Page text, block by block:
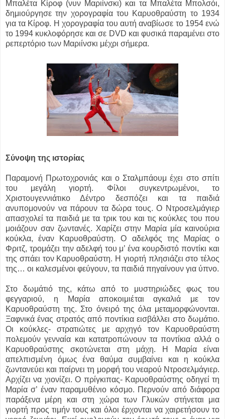
Μπαλέτα Κίροφ (νυν Μαριίνσκι) και τα Μπαλέτα Μπολσόι,
δημιούργησε την χορογραφία του Καρυοθραύστη το 1934
για τα Κίροφ. Η χορογραφία του αυτή αναβίωσε το 1954 ενώ
το 1994 κυκλοφόρησε και σε DVD και φυσικά παραμένει στο
ρεπερτόριο των Μαριίνσκι μέχρι σήμερα.
Σύνοψη της ιστορίας
Παραμονή Πρωτοχρονιάς και ο Σταλμπάουμ έχει στο σπίτι
του μεγάλη γιορτή. Φίλοι συγκεντρωμένοι, το
Χριστουγεννιάτικο Δέντρο δεσπόζει και τα παιδιά
ανυπομονούν να πάρουν τα δώρα τους. Ο Ντροσελμάγιερ
απασχολεί τα παιδιά με τα τρικ του και τις κούκλες του που
μοιάζουν σαν ζωντανές. Χαρίζει στην Μαρία μία καινούρια
κούκλα, έναν Καρυοθραύστη. Ο αδελφός της Μαρίας ο
Φριτζ, τρομάζει την αδελφή του μ’ ένα κουρδιστό ποντίκι και
της σπάει τον Καρυοθραύστη. Η γιορτή πλησιάζει στο τέλος
της… οι καλεσμένοι φεύγουν, τα παιδιά πηγαίνουν για ύπνο.
Στο δωμάτιό της, κάτω από το μυστηριώδες φως του
φεγγαριού, η Μαρία αποκοιμιέται αγκαλιά με τον
Καρυοθραύστη της. Στο όνειρό της όλα μεταμορφώνονται.
Ξαφνικά ένας στρατός από ποντίκια εισβάλλει στο δωμάτιο.
Οι κούκλες- στρατιώτες με αρχηγό τον Καρυοθραύστη
πολεμούν γενναία και κατατροπώνουν τα ποντίκια αλλά ο
Καρυοθραύστης σκοτώνεται στη μάχη. Η Μαρία είναι
απελπισμένη όμως ένα θαύμα συμβαίνει και η κούκλα
ζωντανεύει και παίρνει τη μορφή του νεαρού Ντροσελμάγιερ.
Αρχίζει να χιονίζει. Ο πρίγκιπας- Καρυοθραύστης οδηγεί τη
Μαρία σ’ έναν παραμυθένιο κόσμο. Περνούν από διάφορα
παράξενα μέρη και στη χώρα των Γλυκών στήνεται μια
γιορτή προς τιμήν τους και όλοι έρχονται να χαιρετήσουν το